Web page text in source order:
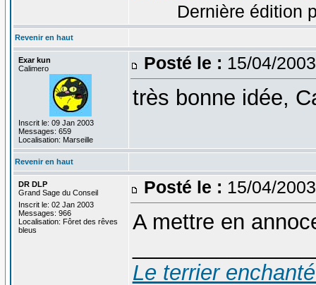
Dernière édition
Revenir en haut
Exar kun
Calimero
Inscrit le: 09 Jan 2003
Messages: 659
Localisation: Marseille
Posté le : 15/04/
très bonne idée,
Revenir en haut
DR DLP
Grand Sage du Conseil
Inscrit le: 02 Jan 2003
Messages: 966
Localisation: Fôret des rêves
bleus
Posté le : 15/04/
A mettre en
Le terrier